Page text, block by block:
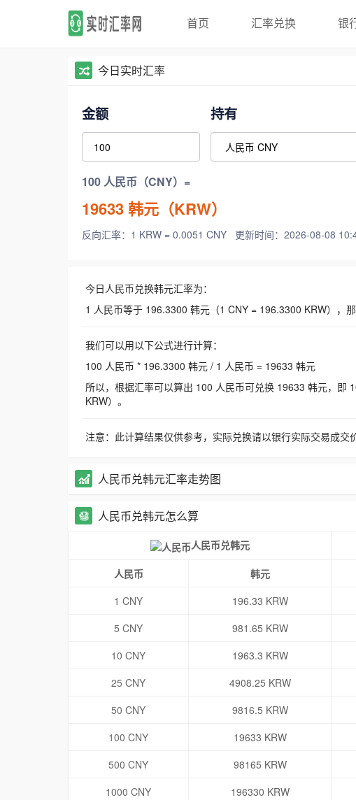
首页 汇率兑换 银
今日实时汇率
金额 持有
100 人民币（CNY）=
19633韩元（KRW）
反向汇率：1 KRW = 0.0051 CNY 更新时间：2026-08-08
今日人民币兑换韩元汇率为：
1 人民币等于 196.3300 韩元（1 CNY = 196.3300 KRW），
我们可以用以下公式进行计算：
100 人民币 * 196.3300 韩元 / 1 人民币 = 19633 韩元
所以，根据汇率可以算出 100 人民币可兑换 19633 韩元，即
KRW）。
注意：此计算结果仅供参考，实际兑换请以银行实际交易成交
人民币兑韩元汇率走势图
人民币兑韩元怎么算
人民币兑韩元
人民币 韩元
1 CNY
196.33 KRW
5 CNY
981.65 KRW
10 CNY
1963.3 KRW
25 CNY
4908.25 KRW
50 CNY
9816.5 KRW
100 CNY
19633 KRW
500 CNY
98165 KRW
1000 CNY
196330 KRW